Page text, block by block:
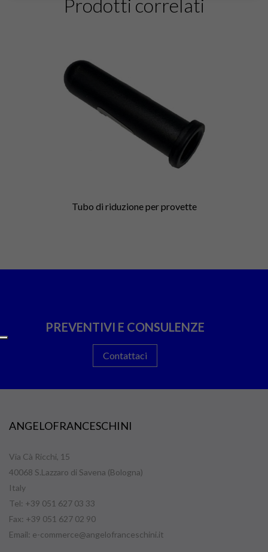
Prodotti correlati
Tubo di riduzione per provette
PREVENTIVI E CONSULENZE
Contattaci
ANGELOFRANCESCHINI
Via Cà Ricchi, 15
40068 S.Lazzaro di Savena (Bologna)
Italy
Tel: +39 051 627 03 33
Fax: +39 051 627 02 90
Email: e-commerce@angelofranceschini.it